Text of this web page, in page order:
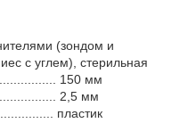
(зондом и
с углем), стерильная
150 мм
2,5 мм
пластик